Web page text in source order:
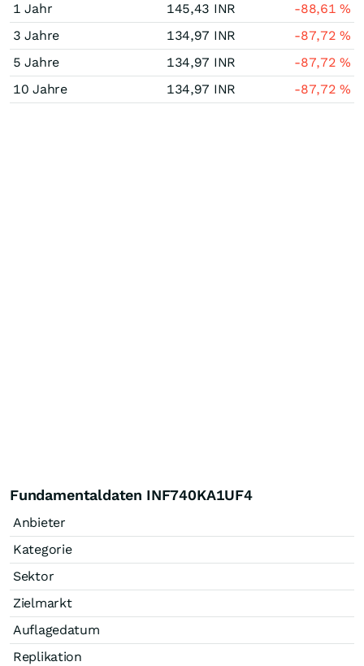
1 Jahr
145,43 INR -88,61%
3 Jahre
134,97 INR -87,72%
5 Jahre
134,97 INR -87,72%
10 Jahre
134,97 INR -87,72%
Fundamentaldaten INF740KA1UF4
Anbieter
Kategorie
Sektor
Zielmarkt
Auflagedatum
Replikation